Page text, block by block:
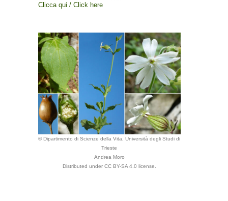
Clicca qui / Click here
© Dipartimento di Scienze della Vita, Università degli Studi di
Trieste
Andrea Moro
Distributed under CC BY-SA 4.0 license.